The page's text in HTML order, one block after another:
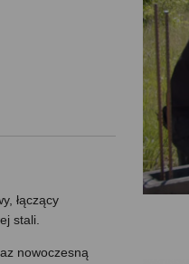
łączący
stali.
nowoczesną